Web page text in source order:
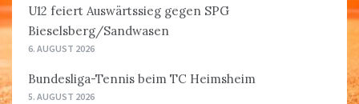
U12 feiert Auswärtssieg gegen SPG
Bieselsberg/Sandwasen
6. AUGUST 2026
Bundesliga-Tennis beim TC Heimsheim
5. AUGUST 2026